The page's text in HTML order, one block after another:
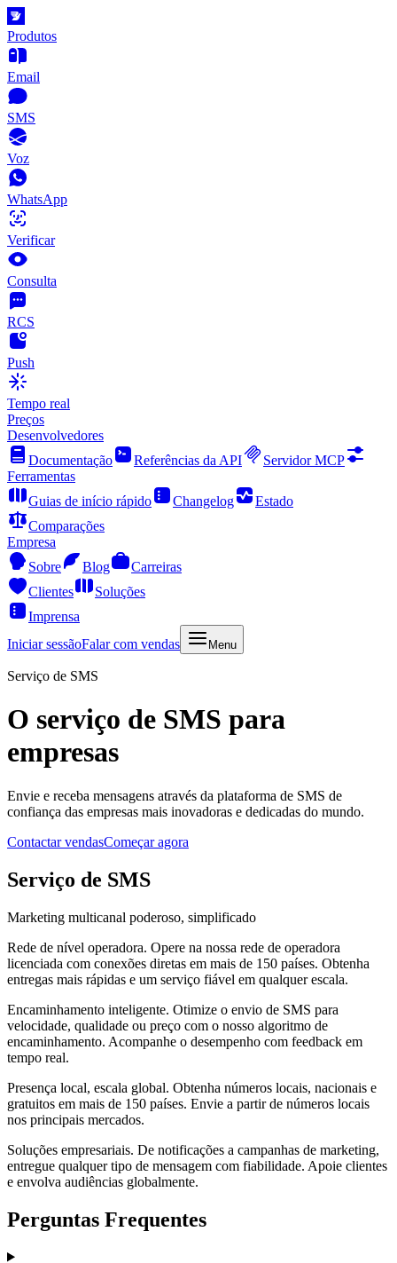
Produtos
Email
SMS
Voz
WhatsApp
Verificar
Consulta
RCS
Push
Tempo real
Preços
Desenvolvedores
Documentação
Referências da API
Servidor MCP
Ferramentas
Guias de início rápido
Changelog
Estado
Comparações
Empresa
Sobre
Blog
Carreiras
Clientes
Soluções
Imprensa
Iniciar sessãoFalar com vendas Menu
Serviço de SMS
O serviço de SMS para
empresas
Envie e receba mensagens através da plataforma de SMS de
confiança das empresas mais inovadoras e dedicadas do mundo.
Contactar vendasComeçar agora
Serviço de SMS
Marketing multicanal poderoso, simplificado
Rede de nível operadora. Opere na nossa rede de operadora
licenciada com conexões diretas em mais de 150 países. Obtenha
entregas mais rápidas e um serviço fiável em qualquer escala.
Encaminhamento inteligente. Otimize o envio de SMS para
velocidade, qualidade ou preço com o nosso algoritmo de
encaminhamento. Acompanhe o desempenho com feedback em
tempo real.
Presença local, escala global. Obtenha números locais, nacionais e
gratuitos em mais de 150 países. Envie a partir de números locais
nos principais mercados.
Soluções empresariais. De notificações a campanhas de marketing,
entregue qualquer tipo de mensagem com fiabilidade. Apoie clientes
e envolva audiências globalmente.
Perguntas Frequentes